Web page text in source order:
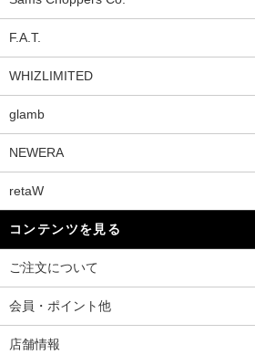
F.A.T.
WHIZLIMITED
glamb
NEWERA
retaW
コンテンツを見る
ご注文について
会員・ポイント他
店舗情報